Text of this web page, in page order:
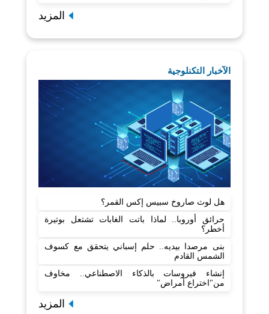
المزيد
الآخبار التكنلوجية
هل لوث صاروخ سبيس إكس القمر؟
حرائق أوروبا.. لماذا باتت الغابات تشتعل بوتيرة
أخطر؟
بنى مرصدا بيديه.. حلم إسباني يتحقق مع كسوف
الشمس القادم
إنشاء فيروسات بالذكاء الاصطناعي.. مخاوف
من"اختراع أمراض"
المزيد